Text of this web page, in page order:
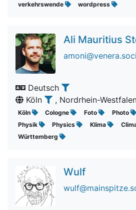
verkehrswende
wordpress
Ali Mauritius
Deutsch
Köln
, Nordrhein-
Köln Cologne Foto Photo
Physik
Physics Klima
Württemberg
Wulf